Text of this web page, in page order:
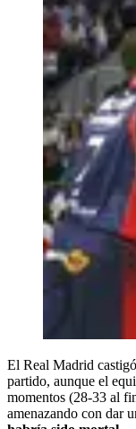
El Real Madrid
partido, aunque el
momentos (28-33 al
amenazando con dar